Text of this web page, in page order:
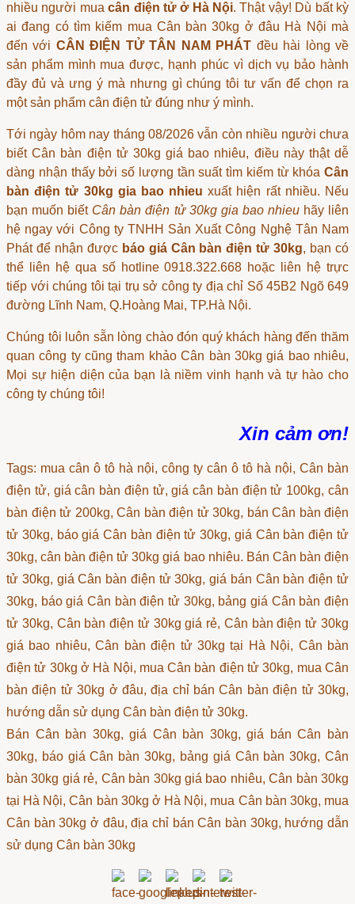
nhiều người muacân điện tử ở Hà Nội. Thật vậy! Dù bất kỳ
ai đang có tìm kiếm mua Cân bàn 30kg ở đâu Hà Nội mà
đến với CÂN ĐIỆN TỬ TÂN NAM PHÁT đều hài lòng về
sản phẩm mình mua được, hạnh phúc vì dịch vụ bảo hành
đầy đủ và ưng ý mà nhưng gì chúng tôi tư vấn để chọn ra
một sản phẩm cân điện tử đúng như ý mình.
Tới ngày hôm nay tháng 08/2026 vẫn còn nhiều người chưa
biếtCân bàn điện tử 30kg giá bao nhiêu, điều này thật dễ
dàng nhận thấy bởi số lượng tần suất tìm kiếm từ khóa Cân
bàn điện tử 30kg gia bao nhieu xuất hiện rất nhiều. Nếu
bạn muốn biết Cân bàn điện tử 30kg gia bao nhieuhãy liên
hệ ngay với Công ty TNHH Sản Xuất Công Nghệ Tân Nam
Phát để nhận được báo giá Cân bàn điện tử 30kg, bạn có
thể liên hệ qua số hotline 0918.322.668 hoặc liên hệ trực
tiếp với chúng tôi tại trụ sở công ty địa chỉ Số 45B2 Ngõ 649
đường Lĩnh Nam, Q.Hoàng Mai, TP.Hà Nội.
Chúng tôi luôn sẵn lòng chào đón quý khách hàng đến thăm
quan công ty cũng tham khảoCân bàn 30kg giá bao nhiêu,
Mọi sự hiện diện của bạn là niềm vinh hạnh và tự hào cho
công ty chúng tôi!
Xin cảm ơn!
Tags: mua cân ô tô hà nội, công ty cân ô tô hà nội, Cân bàn
điện tử, giá cân bàn điện tử, giá cân bàn điện tử 100kg, cân
bàn điện tử 200kg, Cân bàn điện tử 30kg, bán Cân bàn điện
tử 30kg, báo giá Cân bàn điện tử 30kg, giá Cân bàn điện tử
30kg, cân bàn điện tử 30kg giá bao nhiêu. Bán Cân bàn điện
tử 30kg, giá Cân bàn điện tử 30kg, giá bán Cân bàn điện tử
30kg, báo giá Cân bàn điện tử 30kg, bảng giá Cân bàn điện
tử 30kg, Cân bàn điện tử 30kg giá rẻ, Cân bàn điện tử 30kg
giá bao nhiêu, Cân bàn điện tử 30kg tại Hà Nội, Cân bàn
điện tử 30kg ở Hà Nội, mua Cân bàn điện tử 30kg, mua Cân
bàn điện tử 30kg ở đâu, địa chỉ bán Cân bàn điện tử 30kg,
hướng dẫn sử dụng Cân bàn điện tử 30kg.
Bán Cân bàn 30kg, giá Cân bàn 30kg, giá bán Cân bàn
30kg, báo giá Cân bàn 30kg, bảng giá Cân bàn 30kg, Cân
bàn 30kg giá rẻ, Cân bàn 30kg giá bao nhiêu, Cân bàn 30kg
tại Hà Nội, Cân bàn 30kg ở Hà Nội, mua Cân bàn 30kg, mua
Cân bàn 30kg ở đâu, địa chỉ bán Cân bàn 30kg, hướng dẫn
sử dụng Cân bàn 30kg